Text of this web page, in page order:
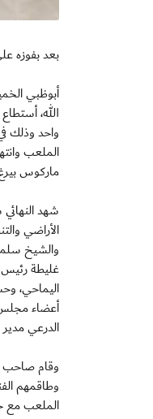
بعد بفوزه
الله،
واحد وذلك
الملعب
ماركوس بيرغ الهدف الثاني
شهد
الأراضي
والشيخ
غليطة رئيس
اليماحي،
أعضاء مجلس
الدرعي مدير
وقام صاحب
وطاقمهم
الملعب مع